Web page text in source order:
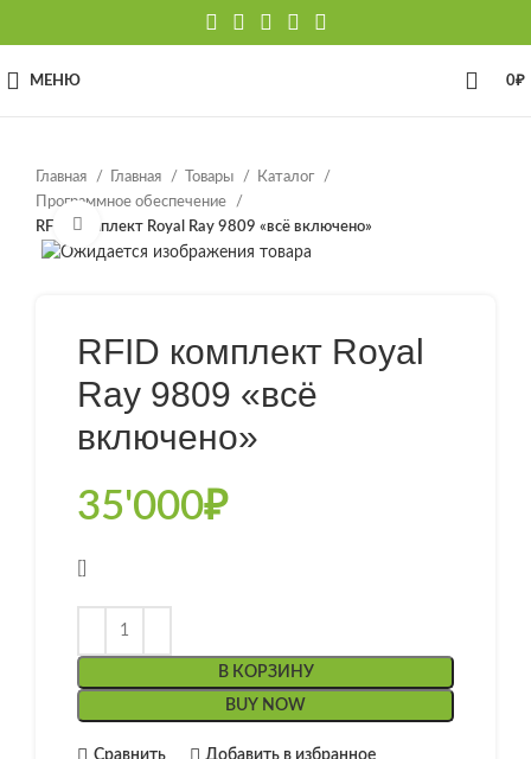
МЕНЮ 0₽
Главная Главная Товары
Каталог
Программное обеспечение
RFID комплект Royal Ray 9809 «всё включено»
Нажмите, чтобы увеличить
RFID комплект Royal
Ray 9809 «всё
включено»
35'000₽
В КОРЗИНУ
BUY NOW
Сравнить Добавить в избранное